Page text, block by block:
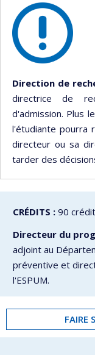
Direction de
directrice de
d'admission. Plus
l'étudiante pourra
directeur ou sa
tarder des
CRÉDITS : 90
Directeur du
adjoint au
préventive et
l'ESPUM.
FAIRE